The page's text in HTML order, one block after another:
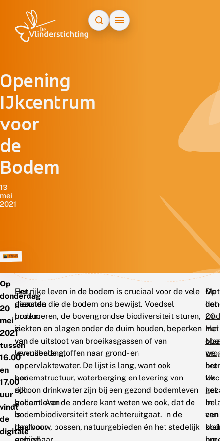
Opening
IJkcentrum
voor
de
Bodem
13
mei
2021
Op
donderdag
20
mei
2021
tussen
16.00
en
17.00
uur
vindt
de
digitale
Een
gezonde
bodem
is
van
levensbelang,
en
een
rijk
bodemleven
is
daarvoor
Het rijke leven in de bodem is cruciaal voor de vele
diensten die de bodem ons bewijst. Voedsel
produceren, de bovengrondse biodiversiteit sturen,
ziekten en plagen onder de duim houden, beperken
van de uitstoot van broeikasgassen of van
vervuilende stoffen naar grond- en
oppervlaktewater. De lijst is lang, want ook
bodemstructuur, waterberging en levering van
schoon drinkwater zijn bij een gezond bodemleven
gebaat. Aan de andere kant weten we ook, dat de
bodembiodiversiteit sterk achteruitgaat. In de
landbouw, bossen, natuurgebieden én het stedelijk
Met
het
Het
we
het
van
Op
20
mei
we
het
In
een